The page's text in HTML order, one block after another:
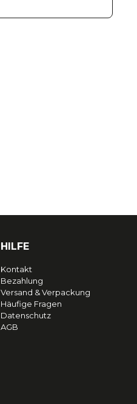
HILFE
Kontakt
Bezahlung
Versand & Verpackung
Häufige Fragen
Datenschutz
AGB